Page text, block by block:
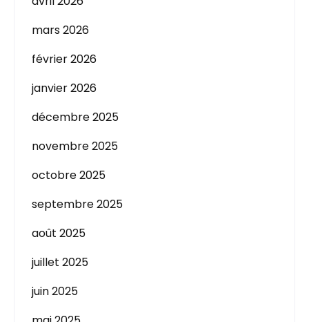
mars 2026
février 2026
janvier 2026
décembre 2025
novembre 2025
octobre 2025
septembre 2025
août 2025
juillet 2025
juin 2025